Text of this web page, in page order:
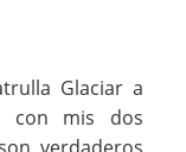
Glaciar a
con mis dos